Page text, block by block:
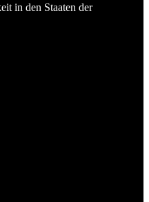
in den Staaten der